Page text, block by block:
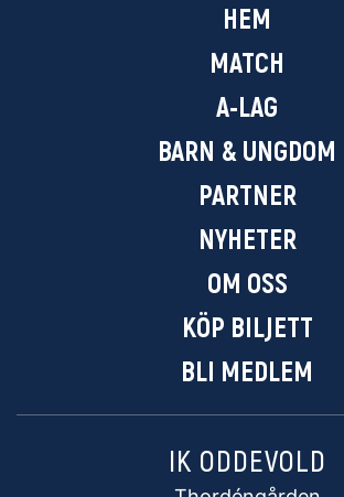
HEM
MATCH
A-LAG
BARN & UNGDOM
PARTNER
NYHETER
OM OSS
KÖP BILJETT
BLI MEDLEM
IK ODDEVOLD